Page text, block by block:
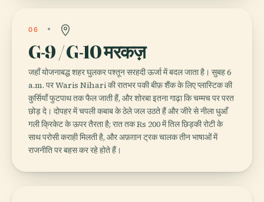
06
G-9 / G-10 मरकज़
जहाँ योजनाबद्ध शहर घुलकर पश्तून सरहदी ऊर्जा में बदल जाता है। सुबह 6
a.m. पर Waris Nihari की रातभर पकी बीफ़ शैंक के लिए प्लास्टिक की
कुर्सियाँ फुटपाथ तक फैल जाती हैं, और शोरबा इतना गाढ़ा कि चम्मच पर परत
छोड़ दे। दोपहर में चपली कबाब के ठेले जल उठते हैं और जीरे से नीला धुआँ
गली क्रिकेट के ऊपर तैरता है; रात तक Rs 200 में तिल छिड़की रोटी के
साथ परोसी कराही मिलती है, और अफ़ग़ान ट्रक चालक तीन भाषाओं में
राजनीति पर बहस कर रहे होते हैं।